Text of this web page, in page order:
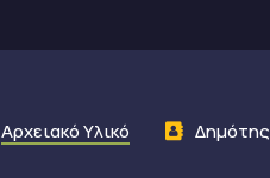
Αρχειακό Υλικό Δημότης